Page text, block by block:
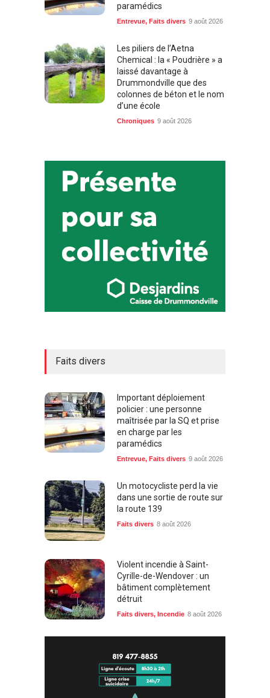
paramédics
Entrevue, Faits divers 9 août 2026
Les piliers de l’Aetna
Chemical : la « Poudrière » a
laissé davantage à
Drummondville que des
colonnes de béton et le nom
d’une école
Chroniques 9 août 2026
Faits divers
Important déploiement
policier : une personne
maîtrisée par la SQ et prise
en charge par les
paramédics
Entrevue, Faits divers 9 août 2026
Un motocycliste perd la vie
dans une sortie de route sur
la route 139
Faits divers 8 août 2026
Violent incendie à Saint-
Cyrille-de-Wendover : un
bâtiment complètement
détruit
Faits divers, Incendie 8 août 2026